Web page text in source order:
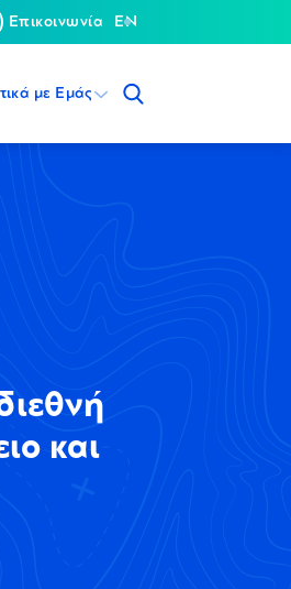
Επικοινωνία EN
με Εμάς
και